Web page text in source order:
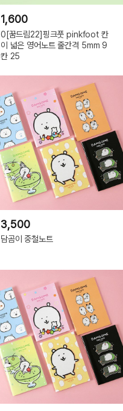
1,600
0[꿈드림22]핑크풋 pinkfoot 칸
이 넓은 영어노트 줄간격 5mm 9
칸 25
3,500
담곰이 중철노트